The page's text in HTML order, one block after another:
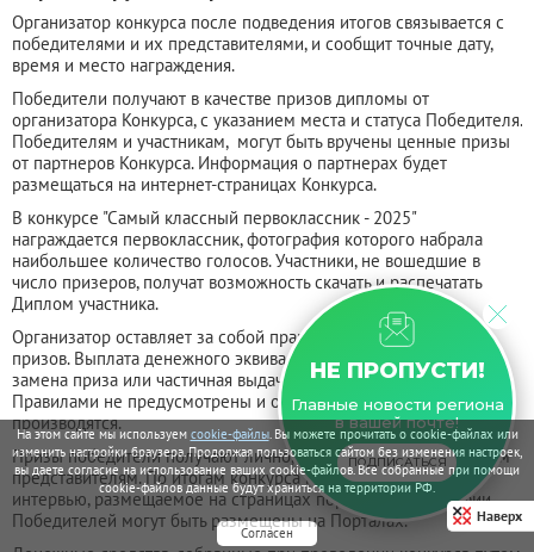
На этом сайте мы используем cookie-файлы. Вы можете прочитать о cookie-файлах или
изменить настройки браузера. Продолжая пользоваться сайтом без изменения настроек,
вы даете согласие на использование ваших cookie-файлов. Все собранные при помощи
cookie-файлов данные будут храниться на территории РФ.
Согласен
Наверх
Организатор конкурса после подведения итогов связывается с
победителями и их представителями, и сообщит точные дату,
время и место награждения.
Победители получают в качестве призов дипломы от
организатора Конкурса, с указанием места и статуса Победителя.
Победителям и участникам, могут быть вручены ценные призы
от партнеров Конкурса. Информация о партнерах будет
размещаться на интернет-страницах Конкурса.
В конкурсе "Самый классный первоклассник - 2025"
награждается первоклассник, фотография которого набрала
наибольшее количество голосов. Участники, не вошедшие в
число призеров, получат возможность скачать и распечатать
Диплом участника.
Организатор оставляет за собой право изменять количество
призов. Выплата денежного эквивалента стоимости приза,
замена приза или частичная выдача призов настоящими
Правилами не предусмотрены и организатором не
производятся.
Призы победители получают лично, либо их вручают законным
представителям. По итогам конкурса победители дают
интервью, размещаемое на страницах порталов. Фотографии
Победителей могут быть размещены на Порталах.
НЕ ПРОПУСТИ!
Главные новости региона
в вашей почте!
ПОДПИСАТЬСЯ